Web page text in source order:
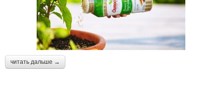
читать дальше →